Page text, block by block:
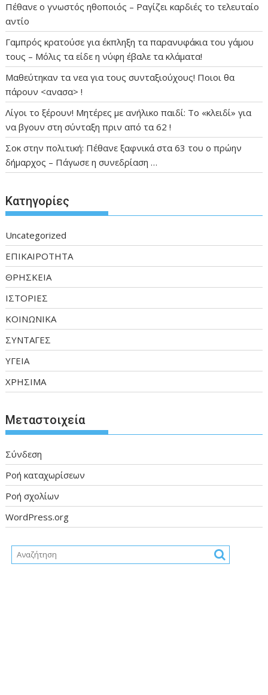
Πέθανε ο γνωστός ηθοποιός – Ραγίζει καρδιές το τελευταίο
αντίο
Γαμπρός κρατούσε για έκπληξη τα παρανυφάκια του γάμου
τους – Μόλις τα είδε η νύφη έβαλε τα κλάματα!
Μαθεύτηκαν τα νεα για τους συνταξιούχους! Ποιοι θα
πάρουν <ανασα> !
Λίγοι το ξέρουν! Μητέρες με ανήλικο παιδί: Το «κλειδί» για
να βγουν στη σύνταξη πριν από τα 62 !
Σοκ στην πολιτική: Πέθανε ξαφνικά στα 63 του ο πρώην
δήμαρχος – Πάγωσε η συνεδρίαση …
Kατηγορίες
Uncategorized
ΕΠΙΚΑΙΡΟΤΗΤΑ
ΘΡΗΣΚΕΙΑ
ΙΣΤΟΡΙΕΣ
ΚΟΙΝΩΝΙΚΑ
ΣΥΝΤΑΓΕΣ
ΥΓΕΙΑ
ΧΡΗΣΙΜΑ
Μεταστοιχεία
Σύνδεση
Ροή καταχωρίσεων
Ροή σχολίων
WordPress.org